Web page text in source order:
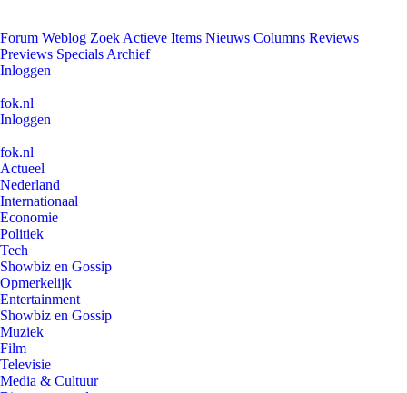
Forum Weblog Zoek Actieve Items Nieuws Columns Reviews
Previews Specials Archief
Inloggen
fok.nl
Inloggen
fok.nl
Actueel
Nederland
Internationaal
Economie
Politiek
Tech
Showbiz en Gossip
Opmerkelijk
Entertainment
Showbiz en Gossip
Muziek
Film
Televisie
Media & Cultuur